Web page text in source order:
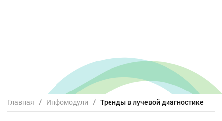
Главная / Инфомодули / Тренды в лучевой диагностике